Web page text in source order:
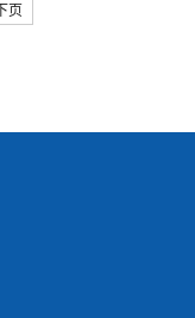
下页